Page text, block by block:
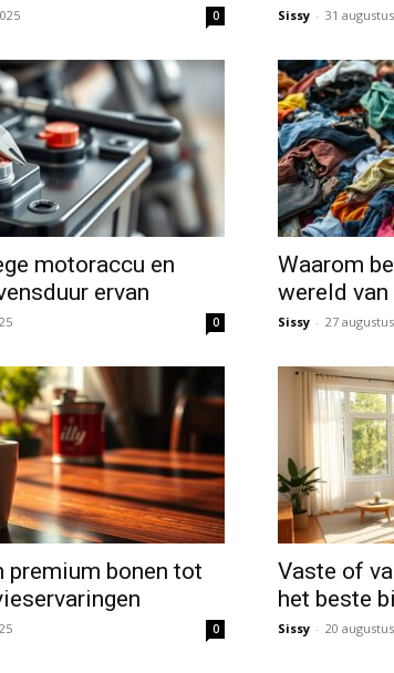
0 Sissy - 31
motoraccu en
ervan
0
Waarom
wereld
Sissy - 27
premium bonen tot
0
Vaste of
het beste
Sissy - 20